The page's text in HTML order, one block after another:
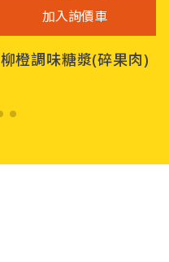
加入詢價車
柳橙調味糖漿(碎果肉)